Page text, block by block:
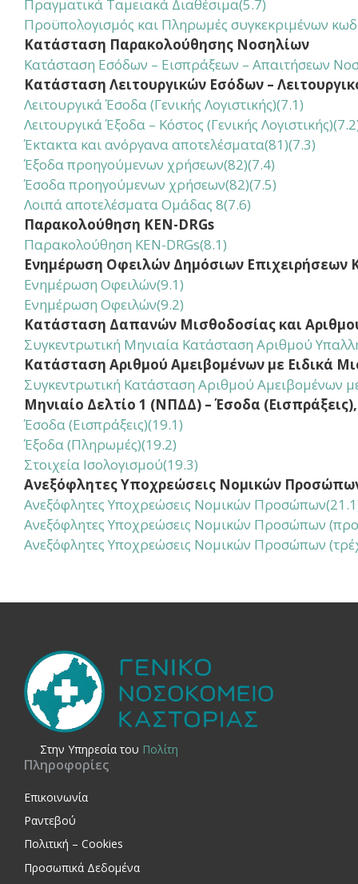
Πραγματικά Ταμειακά Διαθέσιμα(5.7)
Προϋπολογισμός και Πληρωμές συγκεκριμένων
Κατάσταση Παρακολούθησης Νοσηλίων
Κατάσταση Εσόδων – Εισπράξεων – Απαιτήσεων
Κατάσταση Λειτουργικών Εσόδων –
Λειτουργικά Έσοδα (Γενικής Λογιστικής)(7.1)
Λειτουργικά Έξοδα – Κόστος (Γενικής
Έκτακτα και ανόργανα αποτελέσματα(81)(7.3)
Έξοδα προηγούμενων χρήσεων(82)(7.4)
Έσοδα προηγούμενων χρήσεων(82)(7.5)
Λοιπά αποτελέσματα Ομάδας 8(7.6)
Παρακολούθηση KEN-DRGs
Παρακολούθηση KEN-DRGs(8.1)
Ενημέρωση Οφειλών Δημόσιων Επιχειρήσεων
Ενημέρωση Οφειλών(9.1)
Ενημέρωση Οφειλών(9.2)
Κατάσταση Δαπανών Μισθοδοσίας και
Συγκεντρωτική Μηνιαία Κατάσταση Αριθμού
Κατάσταση Αριθμού Αμειβομένων με Ειδικά
Συγκεντρωτική Κατάσταση Αριθμού Αμειβομένων
Μηνιαίο Δελτίο 1 (ΝΠΔΔ) – Έσοδα
Έσοδα (Εισπράξεις)(19.1)
Έξοδα (Πληρωμές)(19.2)
Στοιχεία Ισολογισμού(19.3)
Ανεξόφλητες Υποχρεώσεις Νομικών
Ανεξόφλητες Υποχρεώσεις Νομικών
Ανεξόφλητες Υποχρεώσεις Νομικών Προσώπων
Ανεξόφλητες Υποχρεώσεις Νομικών Προσώπων
Στην Yπηρεσία του Πολίτη
Πληροφορίες
Επικοινωνία
Ραντεβού
Πολιτική – Cookies
Προσωπικά Δεδομένα